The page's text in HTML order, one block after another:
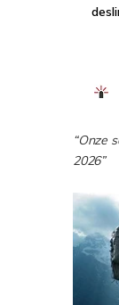
“Onze
2026”